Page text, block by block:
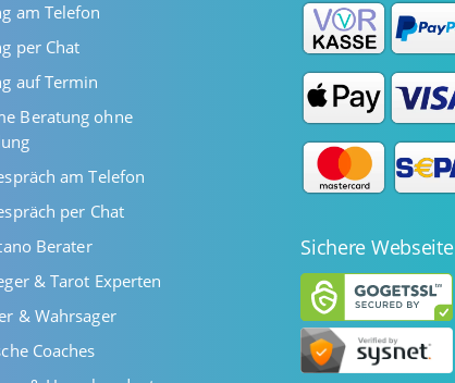
am Telefon
per Chat
auf Termin
Beratung ohne
am Telefon
per Chat
Berater
& Tarot Experten
& Wahrsager
Coaches
Sichere Webseite